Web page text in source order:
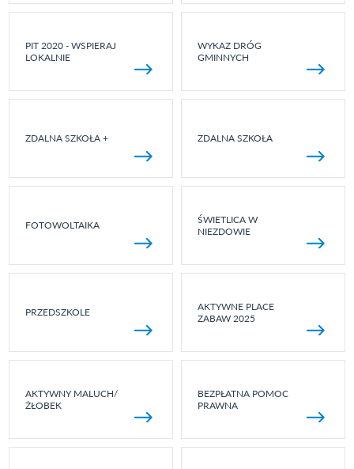
PIT 2020 - WSPIERAJ
LOKALNIE
WYKAZ DRÓG
GMINNYCH
ZDALNA SZKOŁA + ZDALNA SZKOŁA
FOTOWOLTAIKA
ŚWIETLICA W
NIEZDOWIE
PRZEDSZKOLE
AKTYWNE PLACE
ZABAW 2025
AKTYWNY MALUCH/
ŻŁOBEK
BEZPŁATNA POMOC
PRAWNA